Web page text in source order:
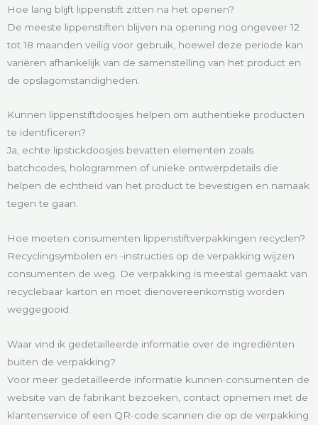
Hoe lang blijft lippenstift zitten na het openen?
De meeste lippenstiften blijven na opening nog ongeveer 12
tot 18 maanden veilig voor gebruik, hoewel deze periode kan
variëren afhankelijk van de samenstelling van het product en
de opslagomstandigheden.
Kunnen lippenstiftdoosjes helpen om authentieke producten
te identificeren?
Ja, echte lipstickdoosjes bevatten elementen zoals
batchcodes, hologrammen of unieke ontwerpdetails die
helpen de echtheid van het product te bevestigen en namaak
tegen te gaan.
Hoe moeten consumenten lippenstiftverpakkingen recyclen?
Recyclingsymbolen en -instructies op de verpakking wijzen
consumenten de weg. De verpakking is meestal gemaakt van
recyclebaar karton en moet dienovereenkomstig worden
weggegooid.
Waar vind ik gedetailleerde informatie over de ingrediënten
buiten de verpakking?
Voor meer gedetailleerde informatie kunnen consumenten de
website van de fabrikant bezoeken, contact opnemen met de
klantenservice of een QR-code scannen die op de verpakking